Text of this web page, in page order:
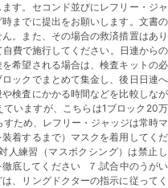
す。セコンド並びにレフリー・ジ
までに提出をお願いします。文書
。また、その場合の救済措置はあ
費で施行してください。日連から
希望される場合は、検査キットの
ックでまとめて集金し、後日日連
検査にかかる時間などを比較しな
いますが、こちらは1ブロック20
ため、レフリー・ジャッジは常時
着するまで）マスクを着用してく
人練習（マスボクシング）は禁止
底してください ７.試合中のうが
、リングドクターの指示に従って